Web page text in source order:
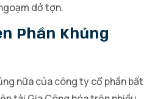
dở tợn.
Phần Khủng
nữa của công ty cổ phần bất